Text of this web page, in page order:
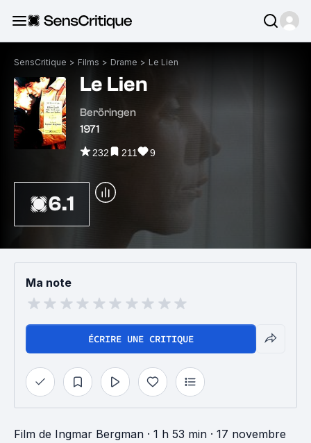
SensCritique > Films > Drame > Le Lien
Le Lien
Beröringen
1971
232 211 9
6.1
Ma note
ÉCRIRE UNE CRITIQUE
Film de Ingmar Bergman · 1 h 53 min · 17 novembre